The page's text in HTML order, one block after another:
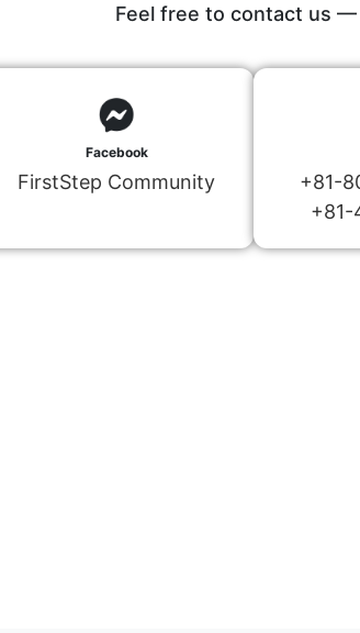
Feel free to contact us
Facebook
FirstStep Community
+81-
+81-